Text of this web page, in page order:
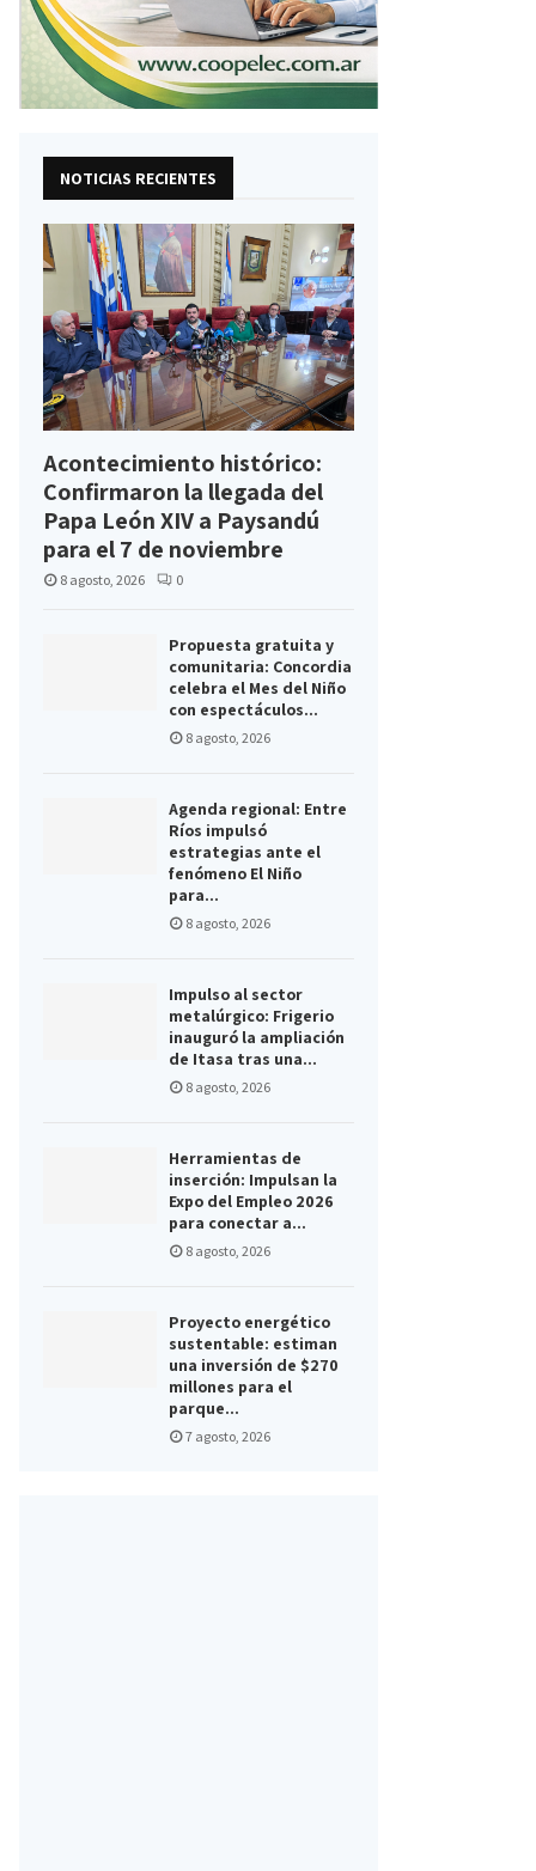
NOTICIAS RECIENTES
Acontecimiento histórico:
Confirmaron la llegada del
Papa León XIV a Paysandú
para el 7 de noviembre
8 agosto, 2026 0
Propuesta gratuita y
comunitaria: Concordia
celebra el Mes del Niño
con espectáculos...
8 agosto, 2026
Agenda regional: Entre
Ríos impulsó
estrategias ante el
fenómeno El Niño
para...
8 agosto, 2026
Impulso al sector
metalúrgico: Frigerio
inauguró la ampliación
de Itasa tras una...
8 agosto, 2026
Herramientas de
inserción: Impulsan la
Expo del Empleo 2026
para conectar a...
8 agosto, 2026
Proyecto energético
sustentable: estiman
una inversión de $270
millones para el
parque...
7 agosto, 2026